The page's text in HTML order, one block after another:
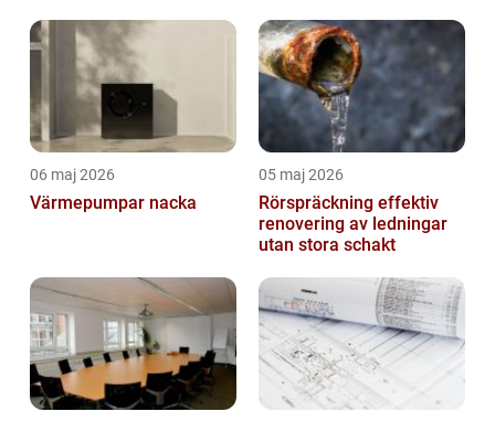
06 maj 2026
Värmepumpar nacka
05 maj 2026
Rörspräckning effektiv
renovering av ledningar
utan stora schakt